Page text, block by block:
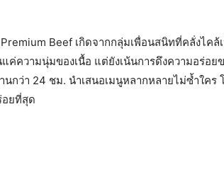
Beef เกิดจากกลุ่มเพื่อนสนิทที่คลั่งไค
ค่ความนุ่มของเนื้อ แต่ยังเน้นการดึงความอร่อ
กว่า 24 ชม. นำเสนอเมนูหลากหลายไม่ซ้ำใคร
อยที่สุด